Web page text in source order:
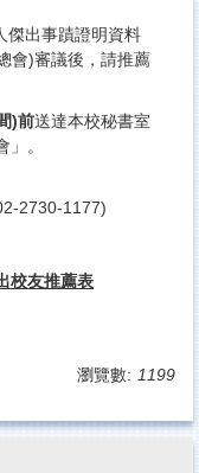
傑出事蹟證明資料
會)審議後，請推薦
)前送達本校秘書室
。
2730-1177)
校友推薦表
瀏覽數: 1199